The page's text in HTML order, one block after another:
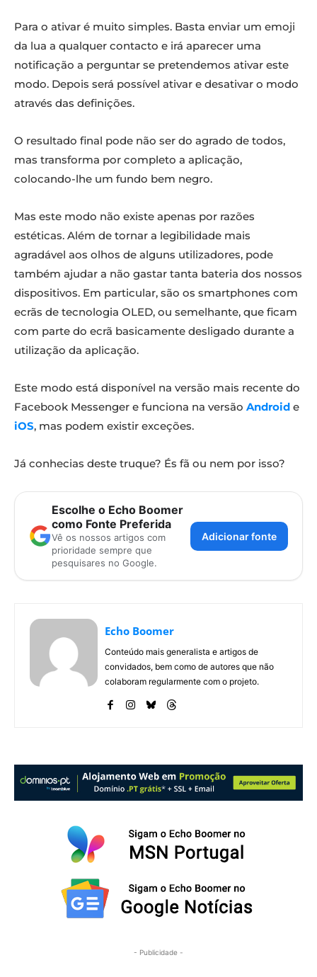
Para o ativar é muito simples. Basta enviar um emoji
da lua a qualquer contacto e irá aparecer uma
notificação a perguntar se pretendemos ativar este
modo. Depois será possível ativar e desativar o modo
através das definições.
O resultado final pode não ser do agrado de todos,
mas transforma por completo a aplicação,
colocando-lhe um fundo bem negro.
Mas este modo não existe apenas por razões
estéticas. Além de tornar a legibilidade mais
agradável aos olhos de alguns utilizadores, pode
também ajudar a não gastar tanta bateria dos nossos
dispositivos. Em particular, são os smartphones com
ecrãs de tecnologia OLED, ou semelhante, que ficam
com parte do ecrã basicamente desligado durante a
utilização da aplicação.
Este modo está disponível na versão mais recente do
Facebook Messenger e funciona na versão Android e
iOS, mas podem existir exceções.
Já conhecias deste truque? És fã ou nem por isso?
Escolhe o Echo Boomer
como Fonte Preferida
Vê os nossos artigos com
prioridade sempre que
pesquisares no Google.
Adicionar fonte
Echo Boomer
Conteúdo mais generalista e artigos de
convidados, bem como de autores que não
colaboram regularmente com o projeto.
- Publicidade -